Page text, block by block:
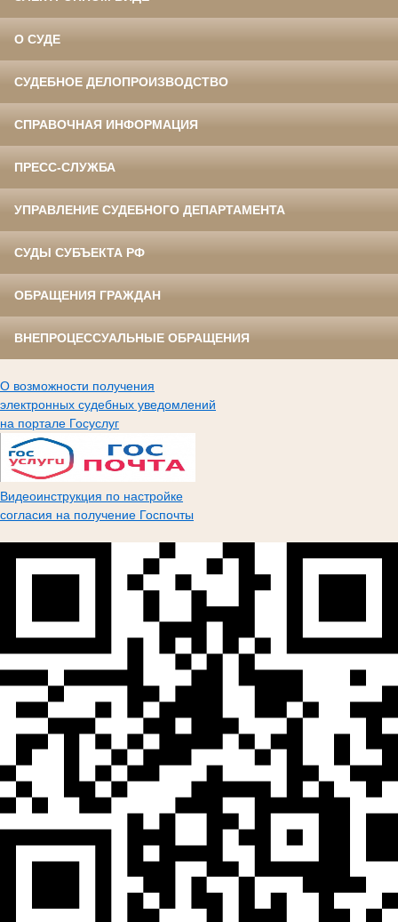
О СУДЕ
СУДЕБНОЕ ДЕЛОПРОИЗВОДСТВО
СПРАВОЧНАЯ ИНФОРМАЦИЯ
ПРЕСС-СЛУЖБА
УПРАВЛЕНИЕ СУДЕБНОГО ДЕПАРТАМЕНТА
СУДЫ СУБЪЕКТА РФ
ОБРАЩЕНИЯ ГРАЖДАН
ВНЕПРОЦЕССУАЛЬНЫЕ ОБРАЩЕНИЯ
О возможности получения
электронных судебных уведомлений
на портале Госуслуг
Видеоинструкция по настройке
согласия на получение Госпочты